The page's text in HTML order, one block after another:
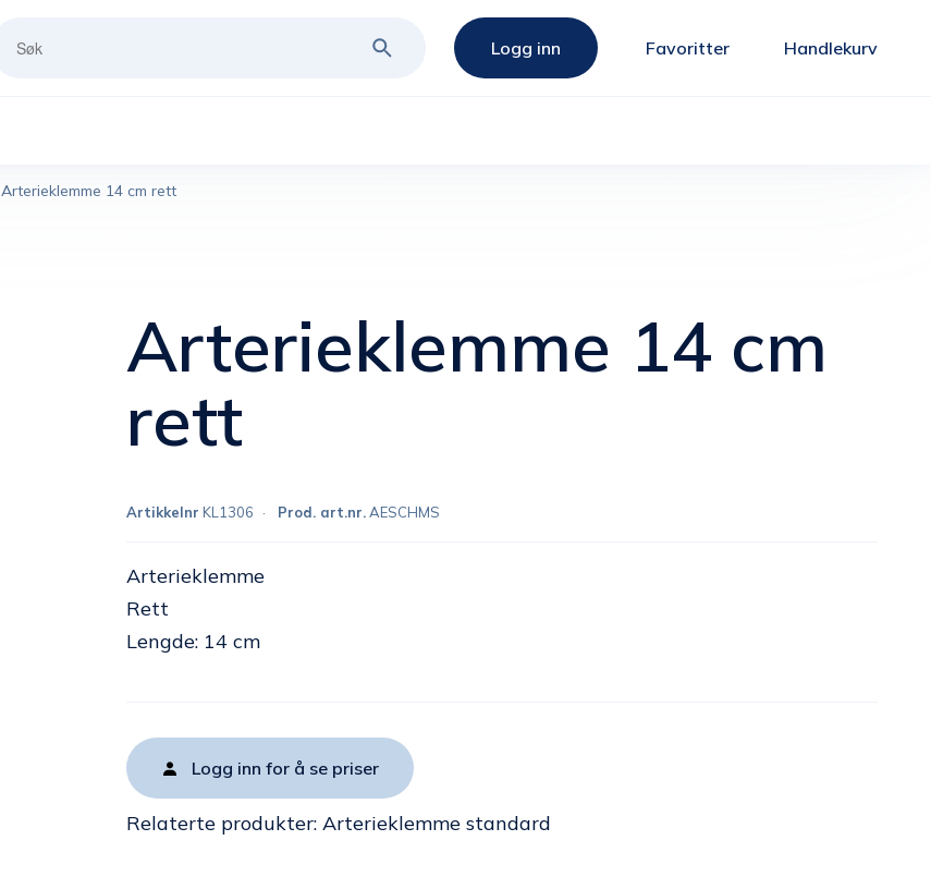
Logg inn Favoritter Handlekurv
Arterieklemme 14 cm rett
Arterieklemme 14 cm
rett
Artikkelnr KL1306 Prod. art.nr.AESCHMS
Arterieklemme
Rett
Lengde: 14 cm
Logg inn for å se priser
Relaterte produkter:Arterieklemme standard